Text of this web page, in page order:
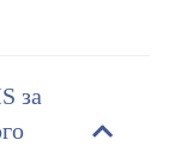
за